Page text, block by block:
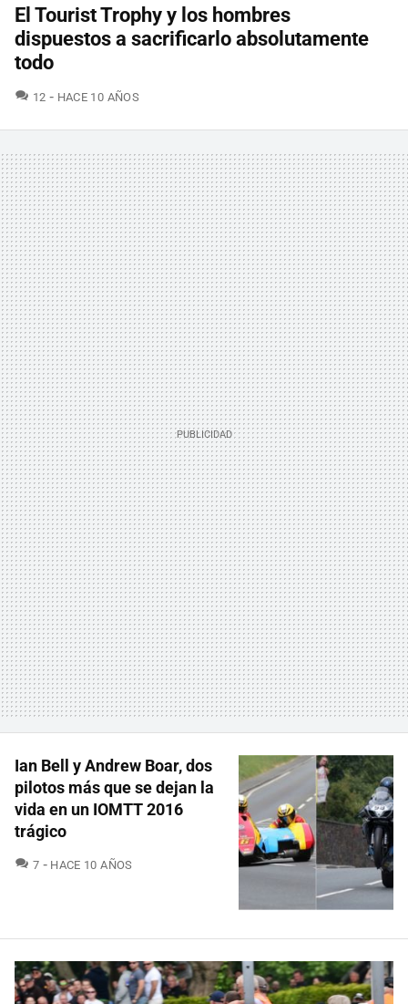
El Tourist Trophy y los hombres
dispuestos a sacrificarlo absolutamente
todo
12 COMENTARIOS
HACE 10 AÑOS
Ian Bell y Andrew Boar, dos
pilotos más que se dejan la
vida en un IOMTT 2016
trágico
7 COMENTARIOS
HACE 10 AÑOS